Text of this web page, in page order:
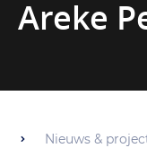
Areke
Nieuws &